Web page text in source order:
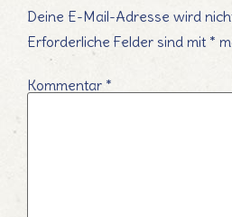
Deine E-Mail-Adresse wird
Erforderliche Felder sind mit *
Kommentar *